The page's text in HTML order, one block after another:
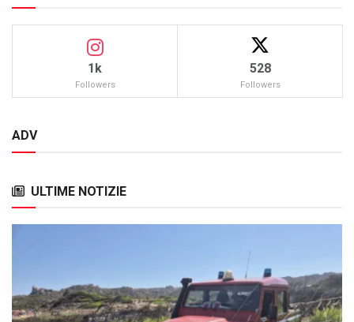
1k
Followers
528
Followers
ADV
ULTIME NOTIZIE